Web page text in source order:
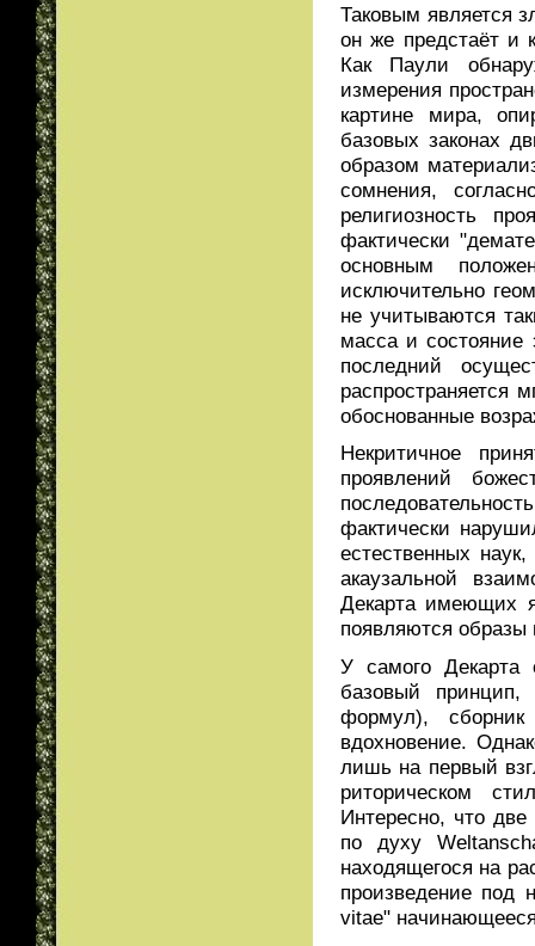
Таковым является
он же предстаёт и
Как Паули
измерения
картине мира,
базовых законах
образом
сомнения,
религиозность
фактически
основным
исключительно
не учитываются
масса и состояние
последний
распространяется
обоснованные
Некритичное
проявлений
фактически
естественных
акаузальной
Декарта имеющих
появляются образы
У самого Декарта
базовый
формул),
вдохновение.
лишь на первый
риторическом
Интересно, что
по духу
находящегося на
произведение под
vitae"